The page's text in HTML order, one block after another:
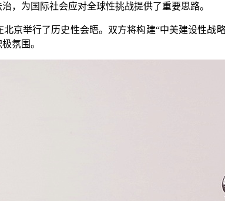
，为国际社会应对全球性挑战提供了重要思路。
举行了历史性会晤。双方将构建“中美建设性战
氛围。